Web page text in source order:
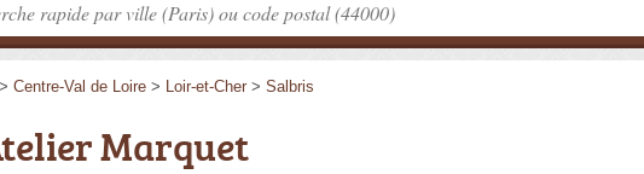
> Centre-Val de Loire > Loir-et-Cher > Salbris
Marquet